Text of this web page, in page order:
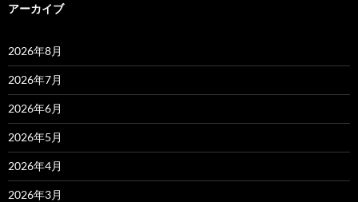
アーカイブ
2026年8月
2026年7月
2026年6月
2026年5月
2026年4月
2026年3月